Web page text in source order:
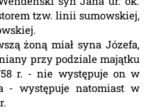
tzw. linii sumowskiej,
żoną miał syna Józefa,
przy podziale majątku
r. - nie występuje on w
- występuje natomiast w